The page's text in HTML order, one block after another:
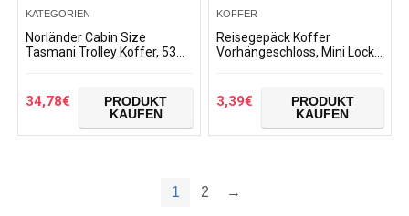
KATEGORIEN
Norländer Cabin Size
Tasmani Trolley Koffer, 53
34,78€
PRODUKT
KAUFEN
KOFFER
Reisegepäck Koffer
Vorhängeschloss, Mini Lock
für Schule Gym Locker…
3,39€
PRODUKT
KAUFEN
1 2 →